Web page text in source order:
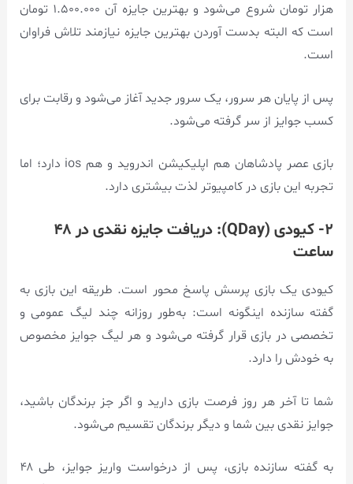
هزار تومان شروع می‌شود و بهترین جایزه آن ۱.۵۰۰.۰۰۰ تومان
است که البته بدست آوردن بهترین جایزه نیازمند تلاش فراوان
است.
پس از پایان هر سرور، یک سرور جدید آغاز می‌شود و رقابت برای
کسب جوایز از سر گرفته می‌شود.
بازی عصر پادشاهان هم اپلیکیشن اندروید و هم ios دارد؛ اما
تجربه این بازی در کامپیوتر لذت بیشتری دارد.
۲- کیودی (QDay): دریافت جایزه نقدی در ۴۸
ساعت
کیودی یک بازی پرسش پاسخ محور است. طریقه این بازی به
گفته سازنده اینگونه است: به‌طور روزانه چند لیگ عمومی و
تخصصی در بازی قرار گرفته می‌شود و هر لیگ جوایز مخصوص
به خودش را دارد.
شما تا آخر هر روز فرصت بازی دارید و اگر جز برندگان باشید،
جوایز نقدی بین شما و دیگر برندگان تقسیم می‌شود.
به گفته سازنده بازی، پس از درخواست واریز جوایز، طی ۴۸